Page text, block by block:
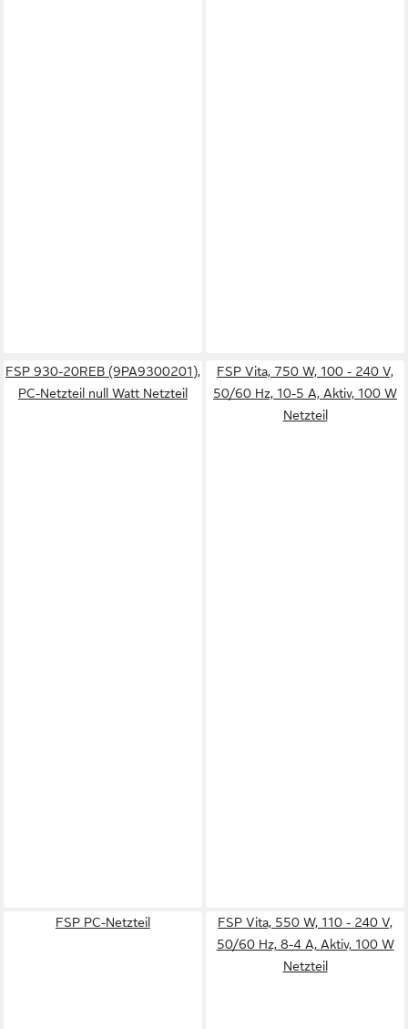
FSP 930-20REB (9PA9300201),
PC-Netzteil null Watt Netzteil
FSP Vita, 750 W, 100 - 240 V,
50/60 Hz, 10-5 A, Aktiv, 100 W
Netzteil
FSP PC-Netzteil
FSP Vita, 550 W, 110 - 240 V,
50/60 Hz, 8-4 A, Aktiv, 100 W
Netzteil